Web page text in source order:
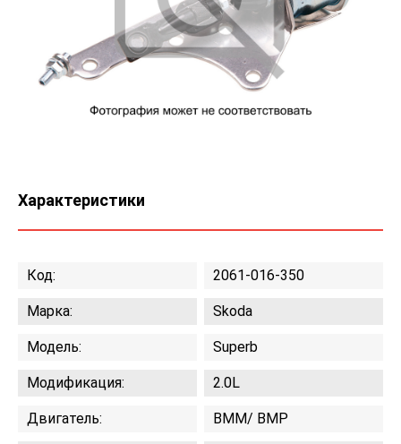
Характеристики
Код: 2061-016-350
Марка: Skoda
Модель: Superb
Модификация: 2.0L
Двигатель: BMM/ BMP